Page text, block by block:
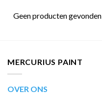
Geen producten
MERCURIUS PAINT
OVER ONS